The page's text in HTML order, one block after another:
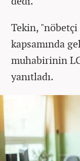
Tekin, "nöbetçi
kapsamında
muhabirinin
yanıtladı.